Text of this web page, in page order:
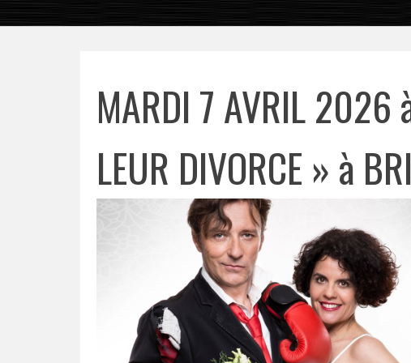
MARDI 7 AVRIL 2026
LEUR DIVORCE » à